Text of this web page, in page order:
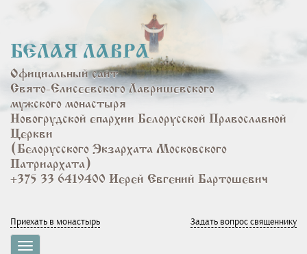
основному
содержанию
БЕЛАЯ ЛАВРА
Официальный сайт
Свято-Елисеевского Лавришевского
мужского монастыря
Новогрудской епархии Белорусской Православной
Церкви
(Белорусского Экзархата Московского
Патриархата)
+375 33 6419400 Иерей Евгений Бартошевич
Приехать в монастырь Задать вопрос священнику
Toggle